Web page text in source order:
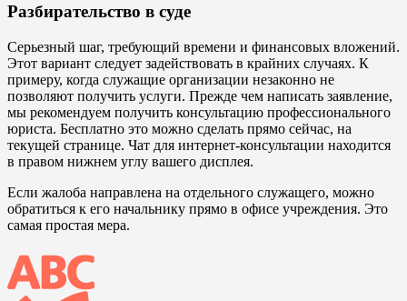
Разбирательство в суде
Серьезный шаг, требующий времени и финансовых вложений.
Этот вариант следует задействовать в крайних случаях. К
примеру, когда служащие организации незаконно не
позволяют получить услуги. Прежде чем написать заявление,
мы рекомендуем получить консультацию профессионального
юриста. Бесплатно это можно сделать прямо сейчас, на
текущей странице. Чат для интернет-консультации находится
в правом нижнем углу вашего дисплея.
Если жалоба направлена на отдельного служащего, можно
обратиться к его начальнику прямо в офисе учреждения. Это
самая простая мера.